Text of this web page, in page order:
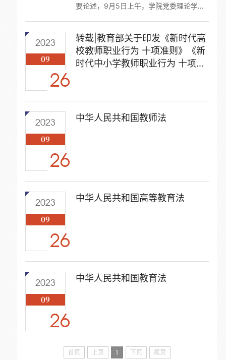
的作风建设论述摘编》...
要论述，9月5日上午，学院党委理论学习
由学院党委书记智如水主持，学院领导班
子成员、党委委员、各党支部书记参加会
议。会议传达学习了《中共中央国务院关
于弘扬教育家精神 加强新时代高素质专业
2023
09
26
转载|教育部关于印发《新时代高
校教师职业行为 十项准则》《新
时代中小学教师职业行为 十项...
2023
09
26
中华人民共和国教师法
2023
09
26
中华人民共和国高等教育法
2023
09
26
中华人民共和国教育法
首页 上页 1 下页 尾页